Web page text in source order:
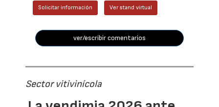
Solicitar información Ver stand virtual
ver/escribir comentarios
Sector vitivinícola